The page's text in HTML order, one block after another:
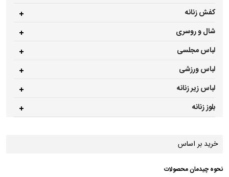
کفش زنانه
شال و روسری
لباس مجلسی
لباس ورزشی
لباس زیر زنانه
بلوز زنانه
خرید بر اساس
نحوه چیدمان محصولات